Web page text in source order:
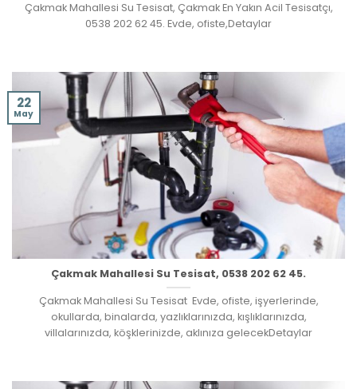
Çakmak Mahallesi Su Tesisat, Çakmak En Yakın Acil Tesisatçı,
0538 202 62 45. Evde, ofiste,Detaylar
Çakmak Mahallesi Su Tesisat, 0538 202 62 45.
Çakmak Mahallesi Su Tesisat Evde, ofiste, işyerlerinde,
okullarda, binalarda, yazlıklarınızda, kışlıklarınızda,
villalarınızda, köşklerinizde, aklınıza gelecekDetaylar
22
May